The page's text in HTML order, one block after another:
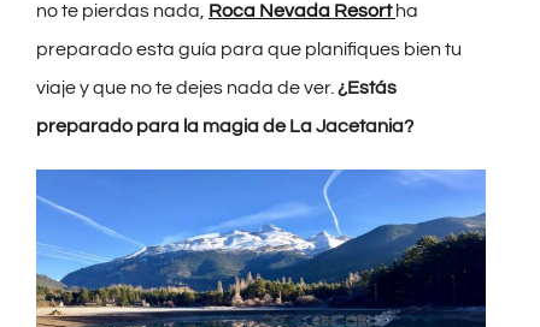
no te pierdas nada, Roca Nevada Resort ha
preparado esta guía para que planifiques bien tu
viaje y que no te dejes nada de ver.¿Estás
preparado para la magia de La Jacetania?